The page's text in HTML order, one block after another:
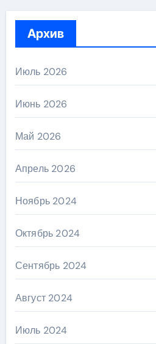
Архив
Июль 2026
Июнь 2026
Май 2026
Апрель 2026
Ноябрь 2024
Октябрь 2024
Сентябрь 2024
Август 2024
Июль 2024